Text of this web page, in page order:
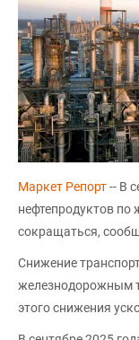
Маркет Репорт-- В
нефтепродуктов по
сокращаться,
Снижение
железнодорожным
этого снижения